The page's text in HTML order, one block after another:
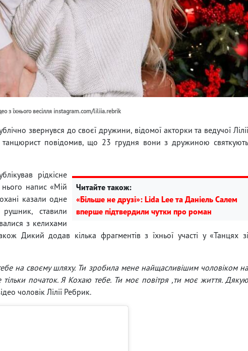
з їхнього весілля instagram.com/liliia.rebrik
звернувся до своєї дружини, відомої акторки та ведучої Лілії
танцюрист повідомив, що 23 грудня вони з дружиною святкують
Читайте також:
«Більше не друзі»: Lida Lee та Даніель Салем
вперше підтвердили чутки про роман
рідкісне
напис «Мій
казали одне
ставили
з келихами
Дикий додав кілька фрагментів з їхньої участі у «Танцях зі
на своєму шляху. Ти зробила мене найщасливішим чоловіком на
тільки початок. Я Кохаю тебе. Ти моє повітря ,ти моє життя. Дякую
чоловік Лілії Ребрик.